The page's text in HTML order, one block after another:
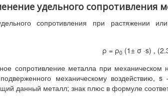
удельного сопротивления
сопротивления при растяжении
ρ = ρ0(1± σ ·s) ,
сопротивление металла при
механическому воздействию,
данный металл; знак плюс в формуле